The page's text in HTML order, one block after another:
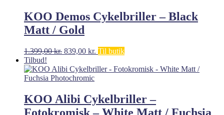
1.199,00 kr..
er:
719,00 kr..
KOO Demos Cykelbriller – Black
Matt / Gold
1.399,00kr. Den
pris
var:
839,00 kr. Den
pris
Til butik
Tilbud!
KOO Alibi Cykelbriller –
Fotokromisk – White Matt / Fuchsia